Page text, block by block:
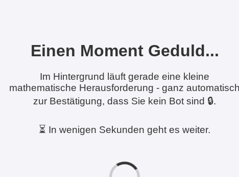
Einen Moment Geduld...
Im Hintergrund läuft gerade eine kleine
mathematische Herausforderung - ganz
zur Bestätigung, dass Sie kein Bot sind 🔒.
⏳ In wenigen Sekunden geht es weiter.